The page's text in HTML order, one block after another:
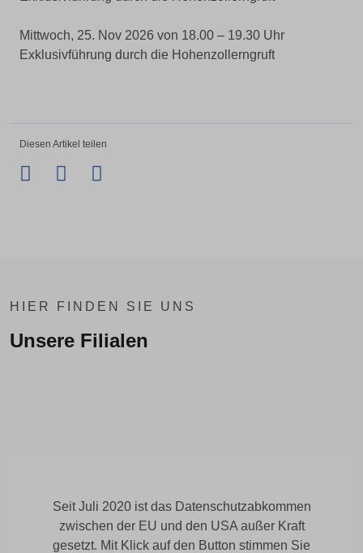
Mittwoch, 25. Nov 2026 von 18.00 – 19.30 Uhr
Exklusivführung durch die Hohenzollerngruft
Diesen Artikel teilen
HIER FINDEN SIE UNS
Unsere Filialen
Seit Juli 2020 ist das Datenschutzabkommen
zwischen der EU und den USA außer Kraft
gesetzt. Mit Klick auf den Button stimmen Sie